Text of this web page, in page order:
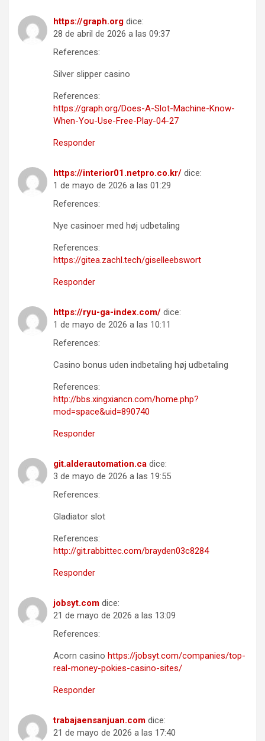
https://graph.org dice:
28 de abril de 2026 a las 09:37
References:
Silver slipper casino
References:
https://graph.org/Does-A-Slot-Machine-Know-
When-You-Use-Free-Play-04-27
Responder
https://interior01.netpro.co.kr/ dice:
1 de mayo de 2026 a las 01:29
References:
Nye casinoer med høj udbetaling
References:
https://gitea.zachl.tech/giselleebswort
Responder
https://ryu-ga-index.com/ dice:
1 de mayo de 2026 a las 10:11
References:
Casino bonus uden indbetaling høj udbetaling
References:
http://bbs.xingxiancn.com/home.php?
mod=space&uid=890740
Responder
git.alderautomation.ca dice:
3 de mayo de 2026 a las 19:55
References:
Gladiator slot
References:
http://git.rabbittec.com/brayden03c8284
Responder
jobsyt.com dice:
21 de mayo de 2026 a las 13:09
References:
Acorn casino https://jobsyt.com/companies/top-
real-money-pokies-casino-sites/
Responder
trabajaensanjuan.com dice:
21 de mayo de 2026 a las 17:40